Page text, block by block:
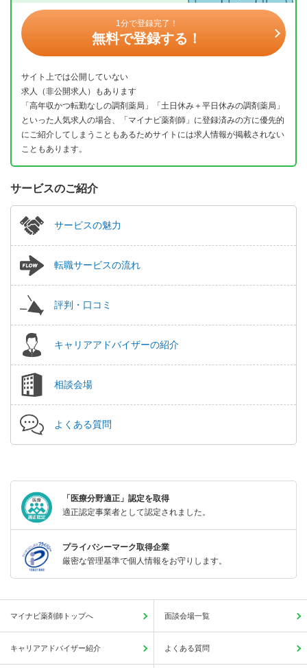
1分で登録完了！
無料で登録する！
サイト上では公開していない
求人（非公開求人）もあります
「高年収かつ転勤なしの調剤薬局」「土日休み＋平日休みの調剤薬局」
といった人気求人の場合、「マイナビ薬剤師」に登録済みの方に優先的
にご紹介してしまうこともあるためサイトには求人情報が掲載されない
こともあります。
サービスのご紹介
サービスの魅力
転職サービスの流れ
評判・口コミ
キャリアアドバイザーの紹介
相談会場
よくある質問
「医療分野適正」認定を取得
適正認定事業者として認定されました。
プライバシーマーク取得企業
厳密な管理基準で個人情報をお守りします。
マイナビ薬剤師トップへ 面談会場一覧
キャリアアドバイザー紹介 よくある質問